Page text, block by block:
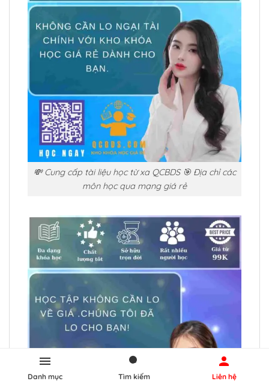
💸 Cung cấp tài liệu học từ xa QCBDS 🎯 Địa chỉ các
môn học qua mạng giá rẻ
Danh mục Tìm kiếm Liên hệ